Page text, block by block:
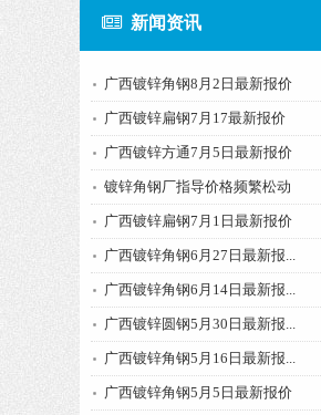
新闻资讯
广西镀锌角钢8月2日最新报价
广西镀锌扁钢7月17最新报价
广西镀锌方通7月5日最新报价
镀锌角钢厂指导价格频繁松动
广西镀锌扁钢7月1日最新报价
广西镀锌角钢6月27日最新报...
广西镀锌角钢6月14日最新报...
广西镀锌圆钢5月30日最新报...
广西镀锌角钢5月16日最新报...
广西镀锌角钢5月5日最新报价